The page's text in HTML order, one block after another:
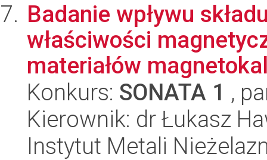
Badanie wpływu
właściwości
materiałów
Konkurs: SONATA 1 ,
Kierownik: dr Łukasz
Instytut Metali